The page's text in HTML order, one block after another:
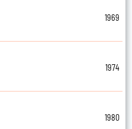
1969
1974
1980